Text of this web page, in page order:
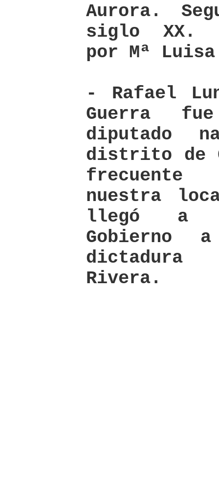
Aurora.
siglo XX.
por Mª
- Rafael
Guerra
diputado
distrito de
nuestra
llegó a
Rivera.